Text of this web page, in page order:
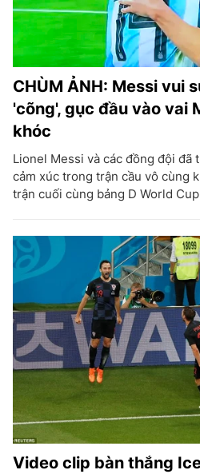
CHÙM ẢNH: Messi vui
'cõng', gục đầu vào vai
khóc
Lionel Messi và các đồng đội đã
cảm xúc trong trận cầu vô cùng
trận cuối cùng bảng D World
Video clip bàn thắng